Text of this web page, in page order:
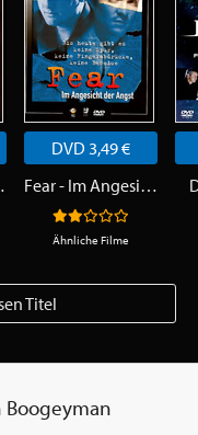
DVD 3,49 €
Fear - Im Angesicht der Angst
Ähnliche Filme
Titel